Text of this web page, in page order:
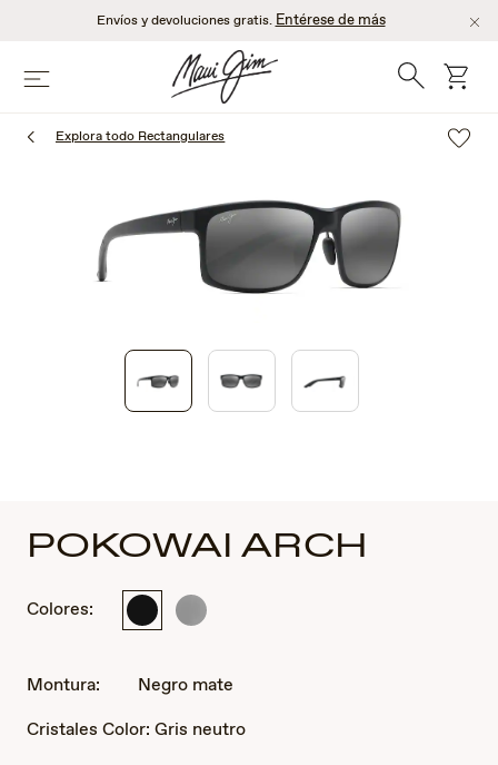
principal
Envíos y devoluciones gratis. Entérese de más
Menú BúsquedaCarro
Explora todo Rectangulares
POKOWAI ARCH
Colores:
Negro Gris
Montura:
Negro mate
Cristales Color: Gris neutro